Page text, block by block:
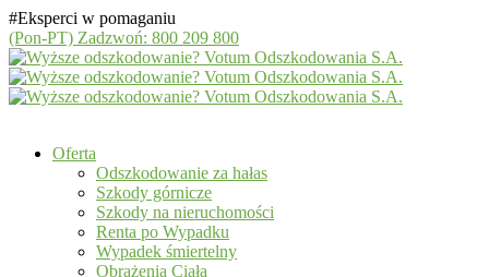
#Eksperci w pomaganiu
(Pon-PT) Zadzwoń: 800 209 800
Oferta
Odszkodowanie za hałas
Szkody górnicze
Szkody na nieruchomości
Renta po Wypadku
Wypadek śmiertelny
Obrażenia Ciała